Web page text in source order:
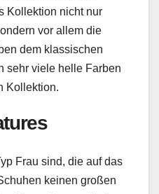
Kollektion nicht nur
vor allem die
dem klassischen
sehr viele helle Farben
Kollektion.
Frau sind, die auf das
keinen großen